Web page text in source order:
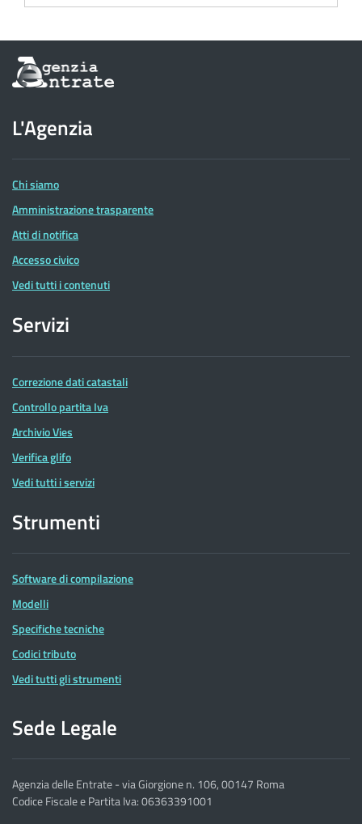
Informazioni
sul
dell'Agenzia
delle
Entrate
L'Agenzia
Chi siamo
Amministrazione trasparente
Atti di notifica
Accesso civico
Vedi tutti i contenuti
Servizi
Correzione dati catastali
Controllo partita Iva
Archivio Vies
Verifica glifo
Vedi tutti i servizi
Strumenti
Software di compilazione
Modelli
Specifiche tecniche
Codici tributo
Vedi tutti gli strumenti
Sede Legale
Agenzia delle Entrate - via Giorgione n. 106, 00147 Roma
Codice Fiscale e Partita Iva: 06363391001